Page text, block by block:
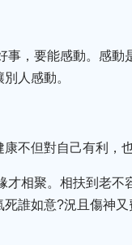
事，要能感動。感
人感動。
不但對自己有利，
才相聚。相扶到老
誰如意?況且傷神